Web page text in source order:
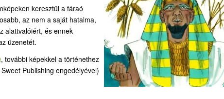
keresztül a fáraó
az nem a saját hatalma,
alattvalóiért, és ennek
üzenetét.
, további képekkel a történethez
Sweet Publishing engedélyével)